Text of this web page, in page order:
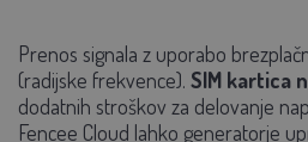
Prenos signala z uporabo
(radijske frekvence). SIM kartica
dodatnih stroškov za delovanje
Fencee Cloud lahko generatorje